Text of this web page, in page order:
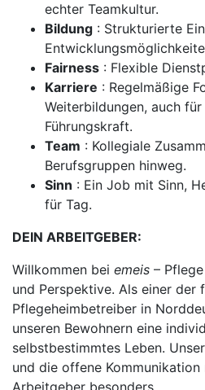
echter Teamkultur.
Bildung : Strukturierte
Fairness : Flexible
Karriere : Regelmäßige
Weiterbildungen, auch
Führungskraft.
Team : Kollegiale
Berufsgruppen hinweg.
Sinn : Ein Job mit Sinn,
für Tag.
DEIN ARBEITGEBER:
Willkommen bei emeis –
und Perspektive. Als einer der
Pflegeheimbetreiber in
unseren Bewohnern eine
selbstbestimmtes Leben.
und die offene Kommunikation
Arbeitgeber besonders.